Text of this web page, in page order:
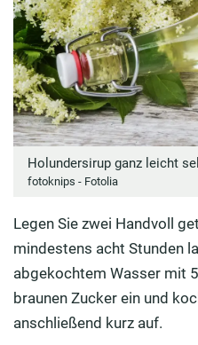
Holundersirup ganz leicht
fotoknips - Fotolia
Legen Sie zwei Handvoll
mindestens acht Stunden
abgekochtem Wasser mit
braunen Zucker ein und
anschließend kurz auf.